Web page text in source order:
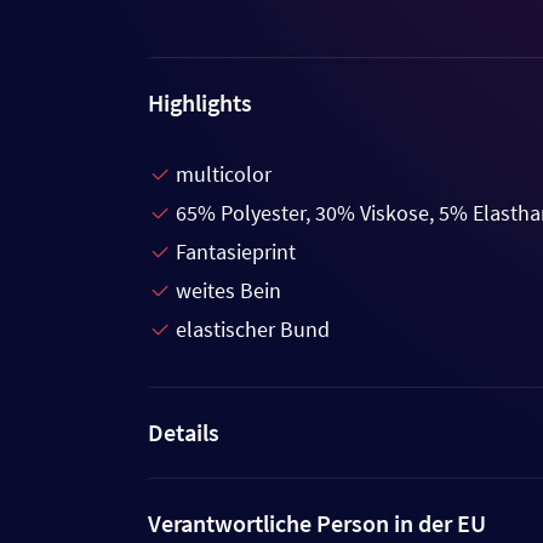
Highlights
multicolor
65% Polyester, 30% Viskose, 5%
Fantasieprint
weites Bein
elastischer Bund
Details
Verantwortliche Person in der EU